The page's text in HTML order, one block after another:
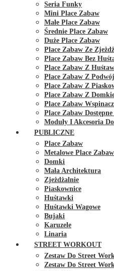
Seria Funky
Mini Place Zabaw
Małe Place Zabaw
Średnie Place Zabaw
Duże Place Zabaw
Place Zabaw Ze
Place Zabaw Bez
Place Zabaw Z
Place Zabaw Z
Place Zabaw Z
Place Zabaw Z
Place Zabaw
Place Zabaw
Moduły I Akcesoria
PUBLICZNE
Place Zabaw
Metalowe Place Zabaw
Domki
Mała Architektura
Zjeżdżalnie
Piaskownice
Huśtawki
Huśtawki Wagowe
Bujaki
Karuzele
Linaria
STREET WORKOUT
Zestaw Do Street
Zestaw Do Street